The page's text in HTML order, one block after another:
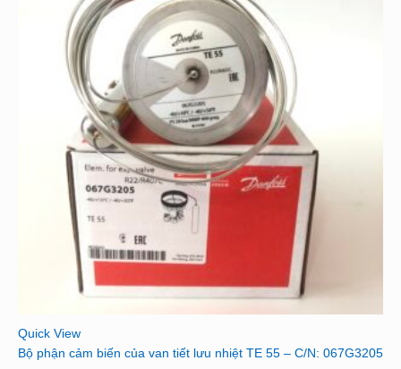
Quick View
Bộ phận cảm biến của van tiết lưu nhiệt TE 55 – C/N: 067G3205